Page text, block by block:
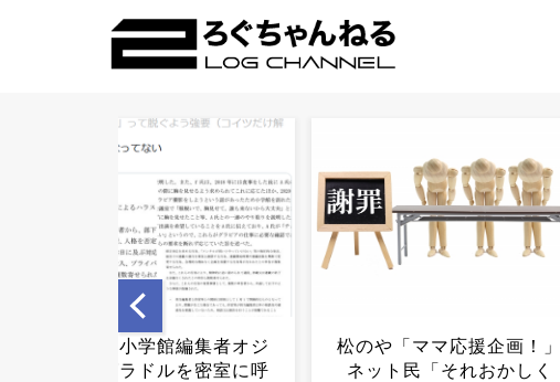
お金持ちYouTuber、闇バイ
トに狙われはじめ終わる
松のや「ママ応援企画！」
ネット民「それおかしく